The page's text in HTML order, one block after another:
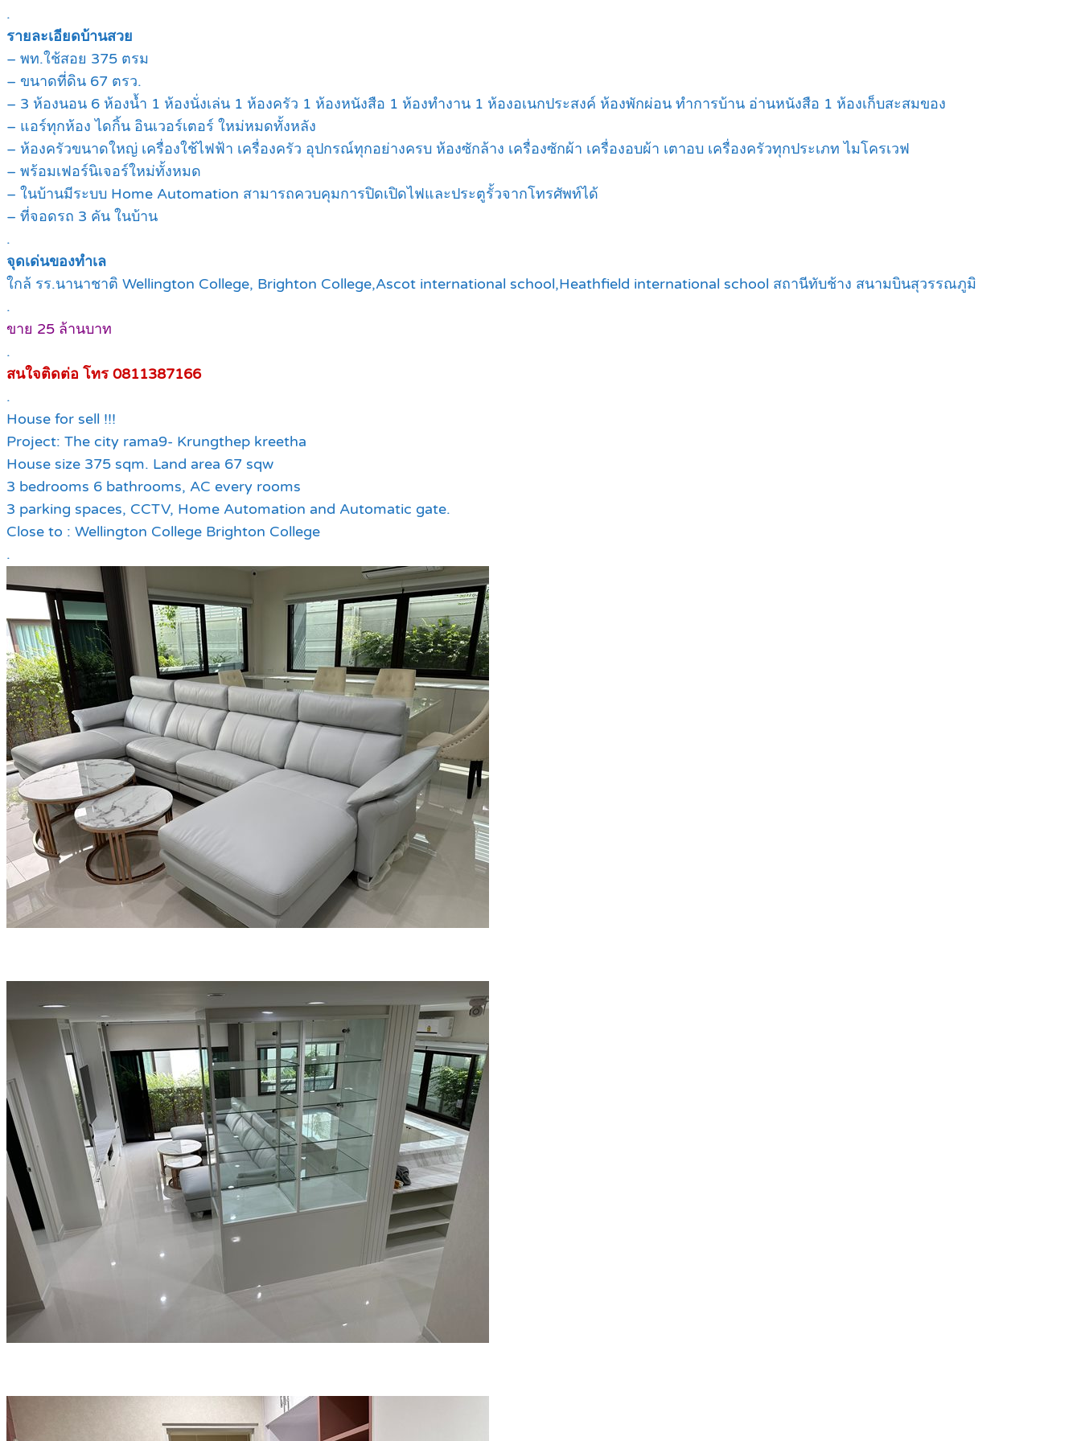
.
รายละเอียดบ้านสวย
– พท.ใช้สอย 375 ตรม
– ขนาดที่ดิน 67 ตรว.
– 3 ห้องนอน 6 ห้องน้ำ 1 ห้องนั่งเล่น 1 ห้องครัว 1 ห้องหนังสือ 1 ห้องทำงาน 1 ห้องอเนกประสงค์ ห้องพักผ่อน ทำการบ้าน อ่านหนังสือ 1 ห้องเก็บสะสมของ
– แอร์ทุกห้อง ไดกิ้น อินเวอร์เตอร์ ใหม่หมดทั้งหลัง
– ห้องครัวขนาดใหญ่ เครื่องใช้ไฟฟ้า เครื่องครัว อุปกรณ์ทุกอย่างครบ ห้องซักล้าง เครื่องซักผ้า เครื่องอบผ้า เตาอบ เครื่องครัวทุกประเภท ไมโครเวฟ
– พร้อมเฟอร์นิเจอร์ใหม่ทั้งหมด
– ในบ้านมีระบบ Home Automation สามารถควบคุมการปิดเปิดไฟและประตูรั้วจากโทรศัพท์ได้
– ที่จอดรถ 3 คัน ในบ้าน
.
จุดเด่นของทำเล
ใกล้ รร.นานาชาติ Wellington College, Brighton College,Ascot international school,Heathfield international school สถานีทับช้าง สนามบินสุวรรณภูมิ
.
ขาย 25 ล้านบาท
.
สนใจติดต่อ โทร 0811387166
.
House for sell !!!
Project: The city rama9- Krungthep kreetha
House size 375 sqm. Land area 67 sqw
3 bedrooms 6 bathrooms, AC every rooms
3 parking spaces, CCTV, Home Automation and Automatic gate.
Close to : Wellington College Brighton College
.